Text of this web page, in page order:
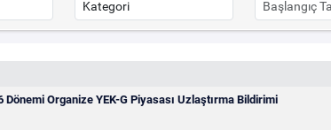
Dönemi Organize YEK-G Piyasası Uzlaştırma Bildirimi